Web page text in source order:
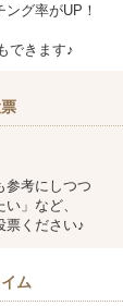
グ率がUP！
できます♪
参考にしつつ
」など、
票ください♪
ム